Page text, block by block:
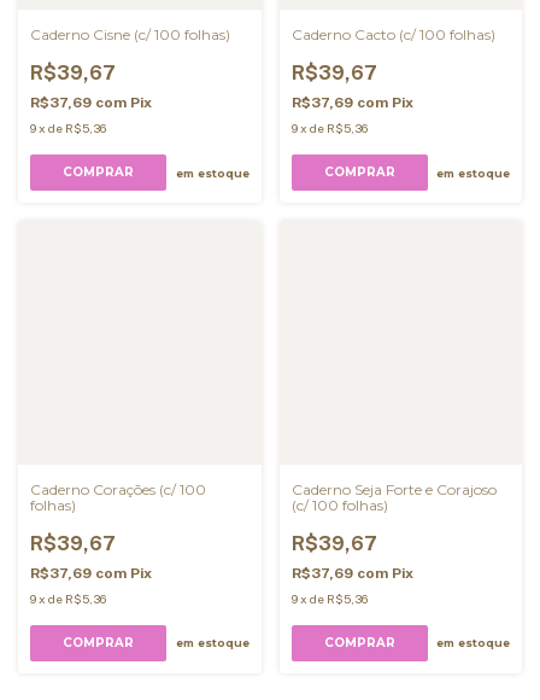
Caderno Cisne (c/ 100 folhas)
R$39,67
R$37,69 com Pix
9x de R$5,36
COMPRAR em estoque
Caderno Cacto (c/ 100 folhas)
R$39,67
R$37,69 com Pix
9 x de R$5,36
COMPRAR em estoque
Caderno Corações (c/ 100
folhas)
R$39,67
R$37,69 com Pix
9x de R$5,36
COMPRAR em estoque
Caderno Seja Forte e Corajoso
(c/ 100 folhas)
R$39,67
R$37,69 com Pix
9 x de R$5,36
COMPRAR em estoque